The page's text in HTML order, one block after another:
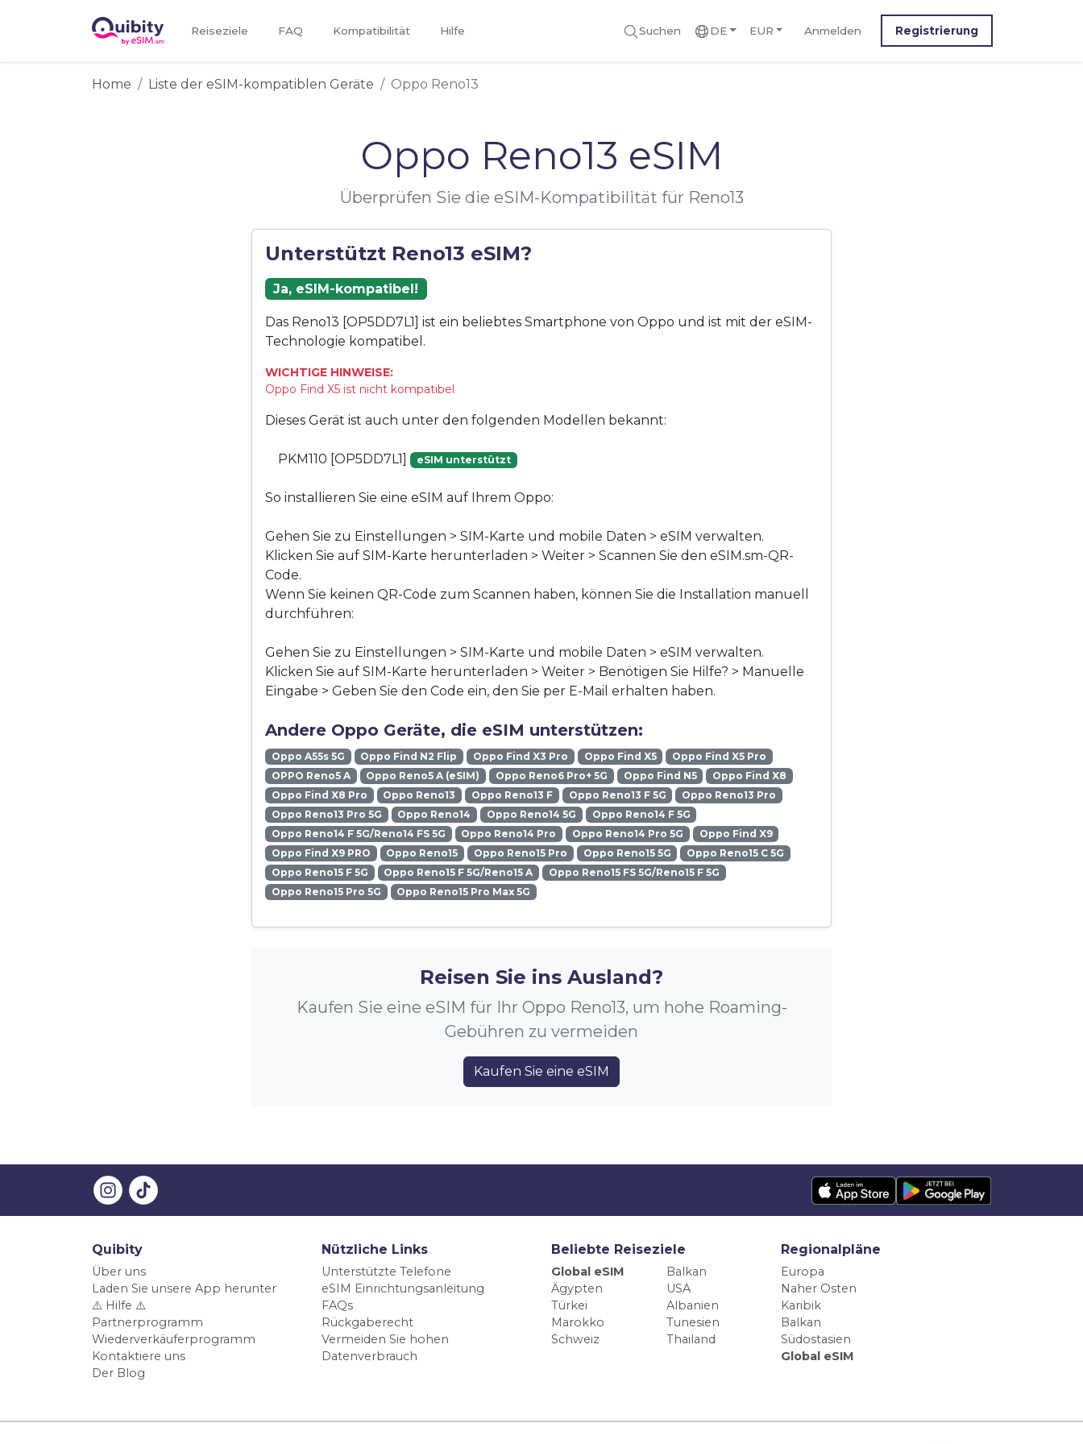
Reiseziele FAQ Kompatibilität Hilfe Suchen DE EUR Anmelden Registrierung
Home Liste der eSIM-kompatiblen Geräte Oppo Reno13
Oppo Reno13 eSIM
Überprüfen Sie die eSIM-Kompatibilität für Reno13
Unterstützt Reno13 eSIM?
Ja, eSIM-kompatibel!
Das Reno13 [OP5DD7L1] ist ein beliebtes Smartphone von Oppo und ist mit der eSIM-
Technologie kompatibel.
WICHTIGE HINWEISE:
Oppo Find X5 ist nicht kompatibel
Dieses Gerät ist auch unter den folgenden Modellen bekannt:
PKM110 [OP5DD7L1] eSIM unterstützt
So installieren Sie eine eSIM auf Ihrem Oppo:
Gehen Sie zu Einstellungen > SIM-Karte und mobile Daten > eSIM verwalten.
Klicken Sie auf SIM-Karte herunterladen > Weiter > Scannen Sie den eSIM.sm-QR-
Code.
Wenn Sie keinen QR-Code zum Scannen haben, können Sie die Installation manuell
durchführen:
Gehen Sie zu Einstellungen > SIM-Karte und mobile Daten > eSIM verwalten.
Klicken Sie auf SIM-Karte herunterladen > Weiter > Benötigen Sie Hilfe? > Manuelle
Eingabe > Geben Sie den Code ein, den Sie per E-Mail erhalten haben.
Andere Oppo Geräte, die eSIM unterstützen:
Oppo A55s 5G Oppo Find N2 Flip Oppo Find X3 Pro Oppo Find X5
Oppo Find X5 Pro
OPPO Reno5 A
Oppo Reno5 A (eSIM) Oppo Reno6 Pro+ 5G Oppo Find N5
Oppo Find X8
Oppo Find X8 Pro
Oppo Reno13 Oppo Reno13 F Oppo Reno13 F 5G
Oppo Reno13 Pro
Oppo Reno13 Pro 5G
Oppo Reno14 Oppo Reno14 5G
Oppo Reno14 F 5G
Oppo Reno14 F 5G/Reno14 FS 5G
Oppo Reno14 Pro Oppo Reno14 Pro 5G
Oppo Find X9
Oppo Find X9 PRO
Oppo Reno15 Oppo Reno15 Pro Oppo Reno15 5G
Oppo Reno15 C 5G
Oppo Reno15 F 5G
Oppo Reno15 F 5G/Reno15 A
Oppo Reno15 FS 5G/Reno15 F 5G
Oppo Reno15 Pro 5G
Oppo Reno15 Pro Max 5G
Reisen Sie ins Ausland?
Kaufen Sie eine eSIM für Ihr Oppo Reno13, um hohe Roaming-
Gebühren zu vermeiden
Kaufen Sie eine eSIM
Quibity
Über uns
Laden Sie unsere App herunter
⚠️ Hilfe ⚠️
Partnerprogramm
Wiederverkäuferprogramm
Kontaktiere uns
Der Blog
Nützliche Links
Unterstützte Telefone
eSIM Einrichtungsanleitung
FAQs
Rückgaberecht
Vermeiden Sie hohen
Datenverbrauch
Beliebte Reiseziele
Global eSIM
Balkan
Ägypten
USA
Türkei
Albanien
Marokko
Tunesien
Schweiz
Thailand
Regionalpläne
Europa
Naher Osten
Karibik
Balkan
Südostasien
Global eSIM